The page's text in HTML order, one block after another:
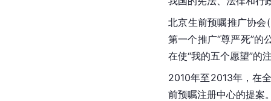
北京生前预嘱推广协
第一个推广“尊严死”的
在使“我的五个愿望”的
2010年至2013年，在
前预嘱注册中心的提案